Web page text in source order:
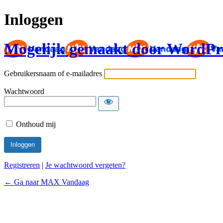
Inloggen
Mogelijk gemaakt door
Gebruikersnaam of e-mailadres
Wachtwoord
Onthoud mij
Registreren | Je wachtwoord vergeten?
← Ga naar MAX Vandaag